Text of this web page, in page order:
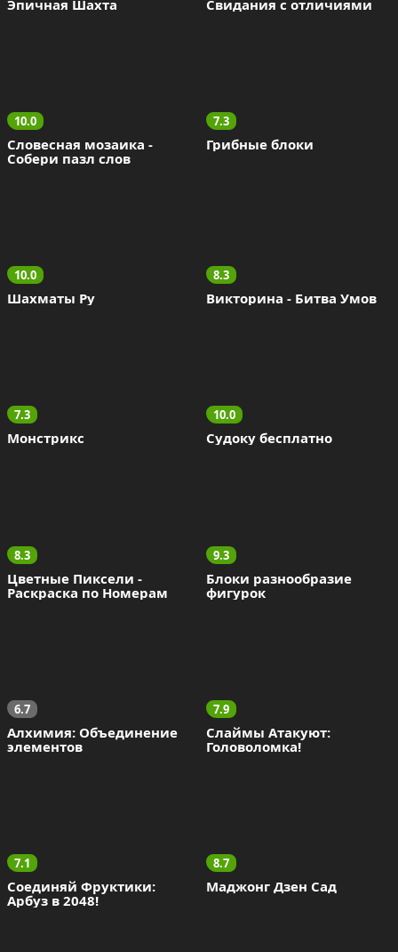
Эпичная Шахта Свидания с отличиями
10.0
Словесная мозаика -
Собери пазл слов
7.3
Грибные блоки
10.0
Шахматы Ру
8.3
Викторина - Битва Умов
7.3
Монстрикс
10.0
Судоку бесплатно
8.3
Цветные Пиксели -
Раскраска по Номерам
9.3
Блоки разнообразие
фигурок
6.7
Алхимия: Объединение
элементов
7.9
Слаймы Атакуют:
Головоломка!
7.1
Соединяй Фруктики:
Арбуз в 2048!
8.7
Маджонг Дзен Сад